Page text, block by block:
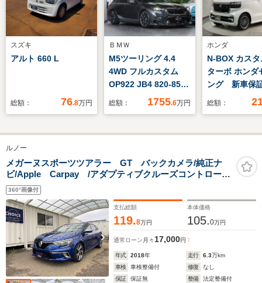
スズキ
アルト 660 L
総額： 76.8万円
ＢＭＷ
M5ツーリング 4.4
4WD フルカスタム
OP922 JB4 820-850
馬力 ドライカーボン
ライカーボンステアリ
フト ドライカーボン
エアインテークシステ
トグレー
総額： 1755.6万円
ホンダ
N-BOX カス
ターボ ホンダ
ング 新車保
禁煙 当社
DVD TV
ーター 両側
イドドア パ
ー
総額：
ルノー
メガーヌスポーツツアラー GT バックカメラ/純正ナ
ビ/Apple Carpay /アダプティブクルーズコントロール/
レーンキープアシスト/シートヒーター/前後センサー/LED
ライト/ETC
360°画像付
支払総額
119.8万円
本体価格
105.0万円
通常ローン 月々 17,000円
年式 2018年 走行 6.3万km
車検
車検整備付 修復
なし
保証
保証無 整備
法定整備付